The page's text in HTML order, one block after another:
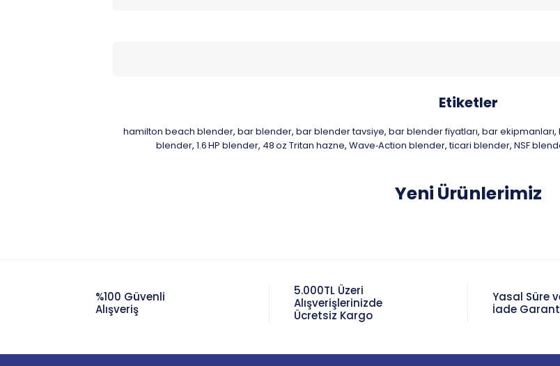
Etiketler
hamilton beach blender, bar blender, bar blender tavsiye, bar blender fiyatları, bar ekipmanları,
blender, 1.6 HP blender, 48 oz Tritan hazne, Wave‑Action blender, ticari blender, NSF
Yeni Ürünlerimiz
%100 Güvenli
Alışveriş
5.000TL Üzeri
Alışverişlerinizde
Ücretsiz Kargo
Yasal Süre
İade